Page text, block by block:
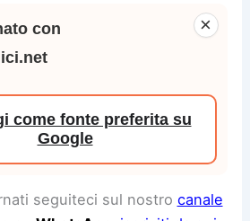
×
con
come fonte preferita su
Google
seguiteci sul nostro canale